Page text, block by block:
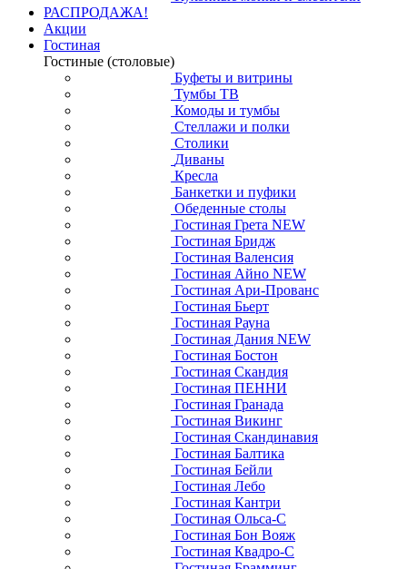
РАСПРОДАЖА!
Акции
Гостиная
Гостиные (столовые)
Буфеты и витрины
Тумбы ТВ
Комоды и тумбы
Стеллажи и полки
Столики
Диваны
Кресла
Банкетки и пуфики
Обеденные столы
Гостиная Грета NEW
Гостиная Бридж
Гостиная Валенсия
Гостиная Айно NEW
Гостиная Ари-Прованс
Гостиная Бьерт
Гостиная Рауна
Гостиная Дания NEW
Гостиная Бостон
Гостиная Скандия
Гостиная ПЕННИ
Гостиная Гранада
Гостиная Викинг
Гостиная Скандинавия
Гостиная Балтика
Гостиная Бейли
Гостиная Лебо
Гостиная Кантри
Гостиная Ольса-С
Гостиная Бон Вояж
Гостиная Квадро-С